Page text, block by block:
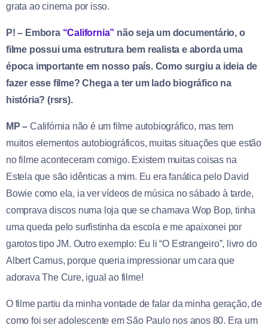
grata ao cinema por isso.
P! – Embora “California” não seja um documentário, o
filme possui uma estrutura bem realista e aborda uma
época importante em nosso país. Como surgiu a ideia de
fazer esse filme? Chega a ter um lado biográfico na
história? (rsrs).
MP – Califórnia não é um filme autobiográfico, mas tem
muitos elementos autobiográficos, muitas situações que estão
no filme aconteceram comigo. Existem muitas coisas na
Estela que são idênticas a mim. Eu era fanática pelo David
Bowie como ela, ia ver vídeos de música no sábado à tarde,
comprava discos numa loja que se chamava Wop Bop, tinha
uma queda pelo surfistinha da escola e me apaixonei por
garotos tipo JM. Outro exemplo: Eu li “O Estrangeiro”, livro do
Albert Camus, porque queria impressionar um cara que
adorava The Cure, igual ao filme!
O filme partiu da minha vontade de falar da minha geração, de
como foi ser adolescente em São Paulo nos anos 80. Era um